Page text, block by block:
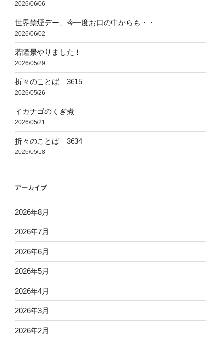
2026/06/06
世界禁煙デー、今一度お口の中からも・・
2026/06/02
若隆景やりました！
2026/05/29
折々のことば 3615
2026/05/26
イカナゴのくぎ煮
2026/05/21
折々のことば 3634
2026/05/18
アーカイブ
2026年8月
2026年7月
2026年6月
2026年5月
2026年4月
2026年3月
2026年2月